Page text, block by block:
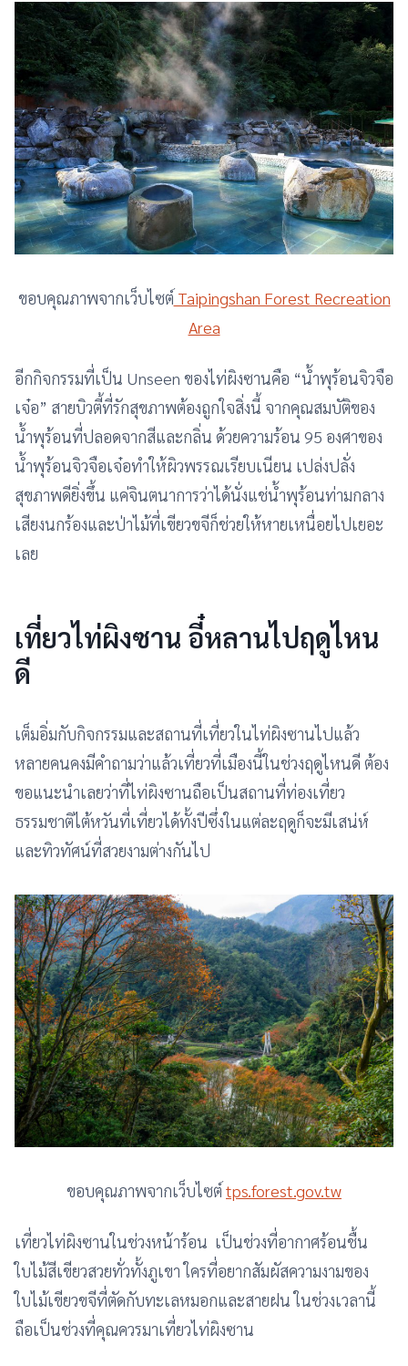
ขอบคุณภาพจากเว็บไซต์ Taipingshan Forest Recreation
Area
อีกกิจกรรมที่เป็น Unseen ของไท่ผิงซานคือ “น้ำพุร้อนจิวจือ
เจ๋อ” สายบิวตี้ที่รักสุขภาพต้องถูกใจสิ่งนี้ จากคุณสมบัติของ
น้ำพุร้อนที่ปลอดจากสีและกลิ่น ด้วยความร้อน 95 องศาของ
น้ำพุร้อนจิวจือเจ๋อทำให้ผิวพรรณเรียบเนียน เปล่งปลั่ง
สุขภาพดียิ่งขึ้น แค่จินตนาการว่าได้นั่งแช่น้ำพุร้อนท่ามกลาง
เสียงนกร้องและป่าไม้ที่เขียวขจีก็ช่วยให้หายเหนื่อยไปเยอะ
เลย
เที่ยวไท่ผิงซาน อี๋หลานไปฤดูไหน
ดี
เต็มอิ่มกับกิจกรรมและสถานที่เที่ยวในไท่ผิงซานไปแล้ว
หลายคนคงมีคำถามว่าแล้วเที่ยวที่เมืองนี้ในช่วงฤดูไหนดี ต้อง
ขอแนะนำเลยว่าที่ไท่ผิงซานถือเป็นสถานที่ท่องเที่ยว
ธรรมชาติไต้หวันที่เที่ยวได้ทั้งปีซึ่งในแต่ละฤดูก็จะมีเสน่ห์
และทิวทัศน์ที่สวยงามต่างกันไป
ขอบคุณภาพจากเว็บไซต์ tps.forest.gov.tw
เที่ยวไท่ผิงซานในช่วงหน้าร้อน เป็นช่วงที่อากาศร้อนชื้น
ใบไม้สีเขียวสวยทั่วทั้งภูเขา ใครที่อยากสัมผัสความงามของ
ใบไม้เขียวขจีที่ตัดกับทะเลหมอกและสายฝน ในช่วงเวลานี้
ถือเป็นช่วงที่คุณควรมาเที่ยวไท่ผิงซาน